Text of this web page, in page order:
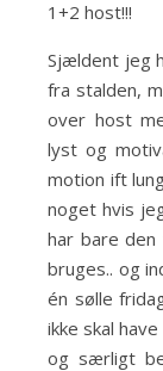
1+2 host!!!
Sjældent jeg
fra stalden,
over host
lyst og
motion ift
noget hvis
har bare
bruges.. og
én sølle
ikke skal
og særligt